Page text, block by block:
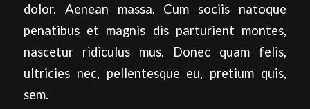
dolor. Aenean massa. Cum sociis natoque
penatibus et magnis dis parturient montes,
nascetur ridiculus mus. Donec quam felis,
ultricies nec, pellentesque eu, pretium quis,
sem.